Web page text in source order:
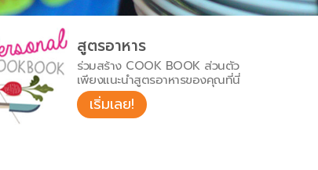
สูตรอาหาร
ร่วมสร้าง COOK BOOK ส่วนตัว
เพียงแนะนำสูตรอาหารของคุณที่นี่
เริ่มเลย!